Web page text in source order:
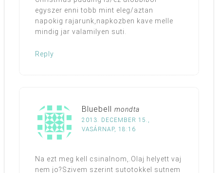
egyszer enni tobb mint eleg/aztan
napokig rajarunk,napkozben kave melle
mindig jar valamilyen suti.
Reply
Bluebell mondta
2013. DECEMBER 15.,
VASÁRNAP, 18:16
Na ezt meg kell csinalnom,.Olaj helyett vaj
nem jo?Szivem szerint sutotokkel sutnem